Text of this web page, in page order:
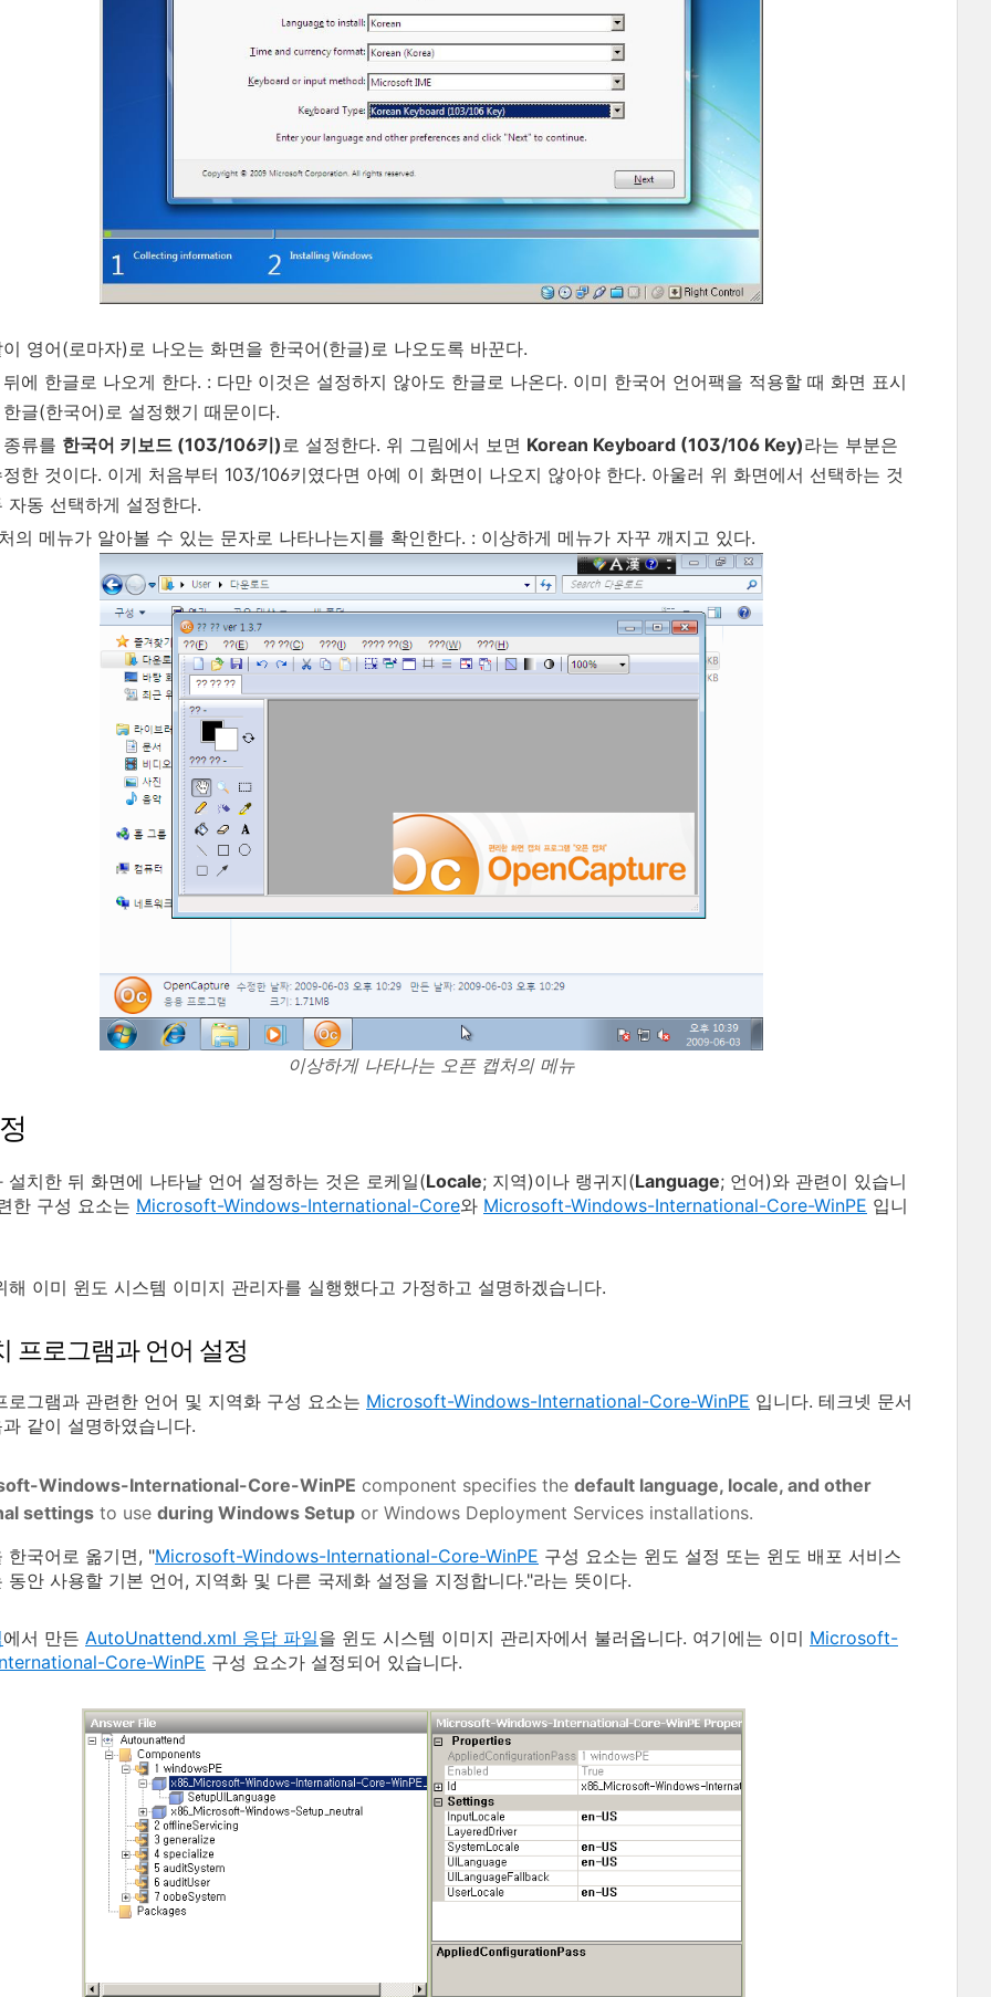
영어(로마자)로 나오는 화면을 한국어(한글)로 나오도록 바꾼다.
에 한글로 나오게 한다. : 다만 이것은 설정하지 않아도 한글로 나온다. 이미 한국어 언어팩을 적용할 때 화면 표시
글(한국어)로 설정했기 때문이다.
류를 한국어 키보드 (103/106키)로 설정한다. 위 그림에서 보면 Korean Keyboard (103/106 Key)라는 부분은
한 것이다. 이게 처음부터 103/106키였다면 아예 이 화면이 나오지 않아야 한다. 아울러 위 화면에서 선택하는 것
자동 선택하게 설정한다.
의 메뉴가 알아볼 수 있는 문자로 나타나는지를 확인한다. : 이상하게 메뉴가 자꾸 깨지고 있다.
이상하게 나타나는 오픈 캡처의 메뉴
설치한 뒤 화면에 나타날 언어 설정하는 것은 로케일(Locale; 지역)이나 랭귀지(Language; 언어)와 관련이 있습니
한 구성 요소는 Microsoft-Windows-International-Core와 Microsoft-Windows-International-Core-WinPE 입니
해 이미 윈도 시스템 이미지 관리자를 실행했다고 가정하고 설명하겠습니다.
프로그램과 언어 설정
로그램과 관련한 언어 및 지역화 구성 요소는 Microsoft-Windows-International-Core-WinPE 입니다. 테크넷 문서
같이 설명하였습니다.
Windows-International-Core-WinPE component specifies the default language, locale, and other
settings to use during Windows Setup or Windows Deployment Services installations.
한국어로 옮기면, "Microsoft-Windows-International-Core-WinPE 구성 요소는 윈도 설정 또는 윈도 배포 서비스
동안 사용할 기본 언어, 지역화 및 다른 국제화 설정을 지정합니다."라는 뜻이다.
에서 만든 AutoUnattend.xml 응답 파일을 윈도 시스템 이미지 관리자에서 불러옵니다. 여기에는 이미 Microsoft-
Core-WinPE 구성 요소가 설정되어 있습니다.